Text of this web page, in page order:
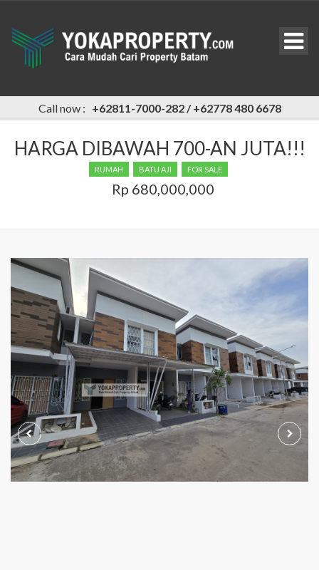
Call now : +62811-7000-282 / +62778 480 6678
HARGA DIBAWAH 700-AN JUTA!!!
RUMAH BATU AJI FOR SALE
Rp 680,000,000